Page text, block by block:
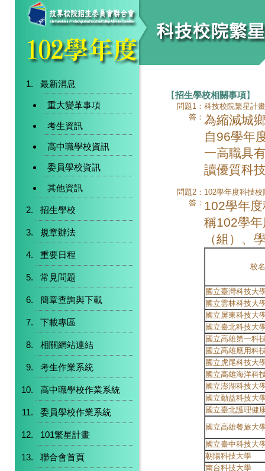
最新消息
重大變革事項
考生資訊
高中職學校資訊
委員學校資訊
其他資訊
招生學校
規章辦法
重要日程
常見問題
簡章查詢與下載
下載專區
相關網站連結
考生作業系統
高中職學校作業系統
委員學校作業系統
101繁星計畫
聯合會首頁
【招生學校相關事項】
問題1： 科技校院繁星計
答： 為縮減城
自96學年
一高職具
讀優質科
問題2： 102學年度科技
答： 102學年
稱102學
（組）、
校名
國立臺灣科技大
國立雲林科技大
國立屏東科技大
國立臺北科技大
國立高雄第一科
國立高雄應用科
國立虎尾科技大
國立高雄海洋科
國立澎湖科技大
國立勤益科技大
國立臺北護理健
國立高雄餐旅大
國立臺中科技大
朝陽科技大學
南台科技大學